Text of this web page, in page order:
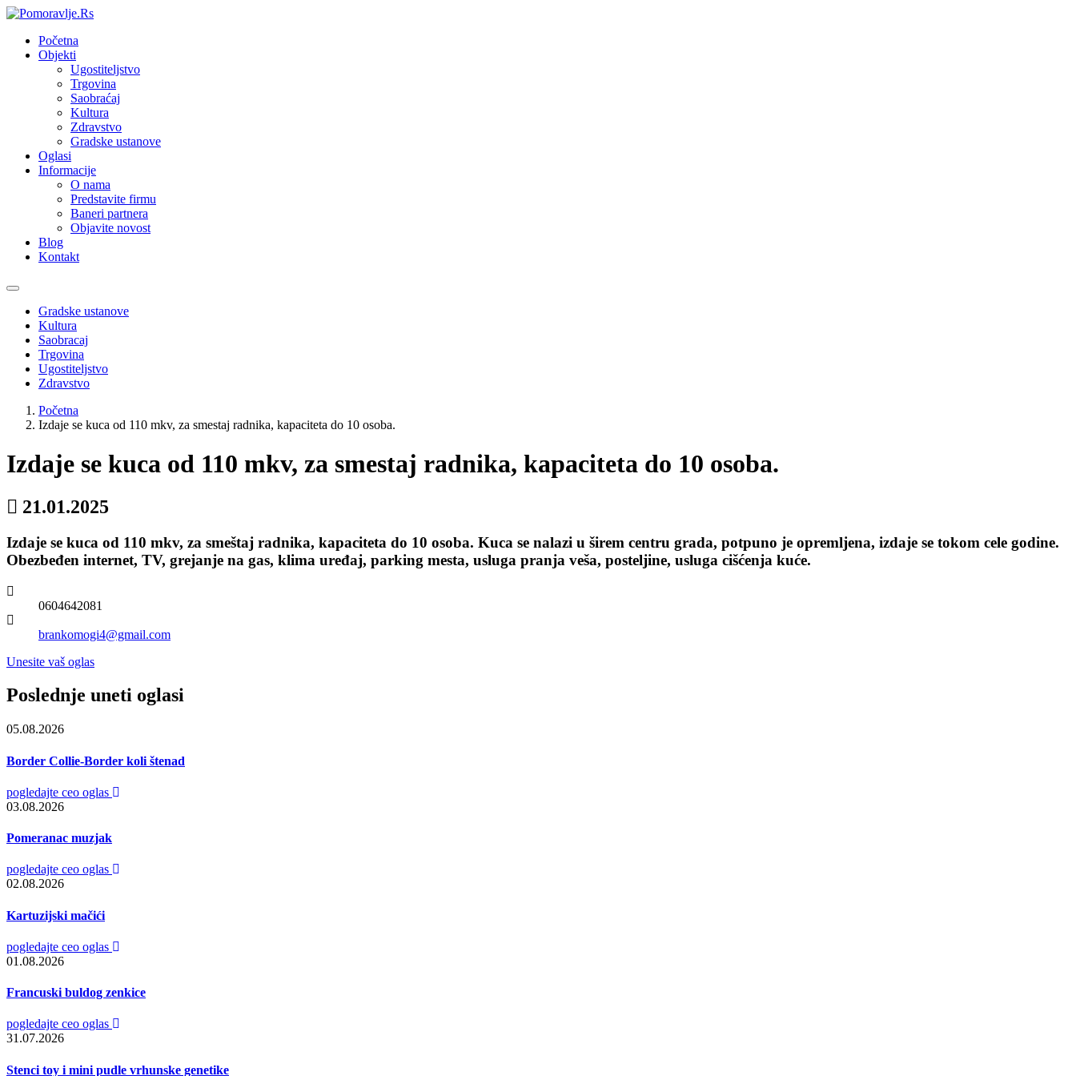
Početna
Objekti
Ugostiteljstvo
Trgovina
Saobraćaj
Kultura
Zdravstvo
Gradske ustanove
Oglasi
Informacije
O nama
Predstavite firmu
Baneri partnera
Objavite novost
Blog
Kontakt
Toggle
navigationGradske ustanove
Kultura
Saobracaj
Trgovina
Ugostiteljstvo
Zdravstvo
Početna
Izdaje se kuca od 110 mkv, za smestaj radnika, kapaciteta do 10 osoba.
Izdaje se kuca od 110 mkv, za smestaj radnika, kapaciteta do 10 osoba.
21.01.2025
Izdaje se kuca od 110 mkv, za smeštaj radnika, kapaciteta do 10 osoba. Kuca se nalazi u širem centru grada, potpuno je opremljena, izdaje se tokom cele godine.
Obezbeđen internet, TV, grejanje na gas, klima uređaj, parking mesta, usluga pranja veša, posteljine, usluga cišćenja kuće.
0604642081
brankomogi4@gmail.com
Unesite vaš oglas
Poslednje uneti oglasi
05.08.2026
Border Collie-Border koli štenad
pogledajte ceo oglas
03.08.2026
Pomeranac muzjak
pogledajte ceo oglas
02.08.2026
Kartuzijski mačići
pogledajte ceo oglas
01.08.2026
Francuski buldog zenkice
pogledajte ceo oglas
31.07.2026
Stenci toy i mini pudle vrhunske genetike